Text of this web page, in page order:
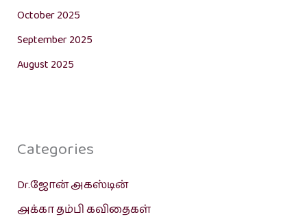
October 2025
September 2025
August 2025
Categories
Dr.ஜோன் அகஸ்டின்
அக்கா தம்பி கவிதைகள்